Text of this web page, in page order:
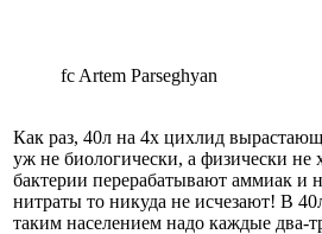
fc Artem Parseghyan
Как раз, 40л на 4х цихлид
уж не биологически, а физически не
бактерии перерабатывают аммиак и
нитраты то никуда не исчезают! В
таким населением надо каждые два-